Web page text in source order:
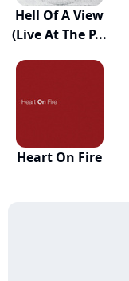
Hell Of A View
(Live At The P...
Heart On Fire